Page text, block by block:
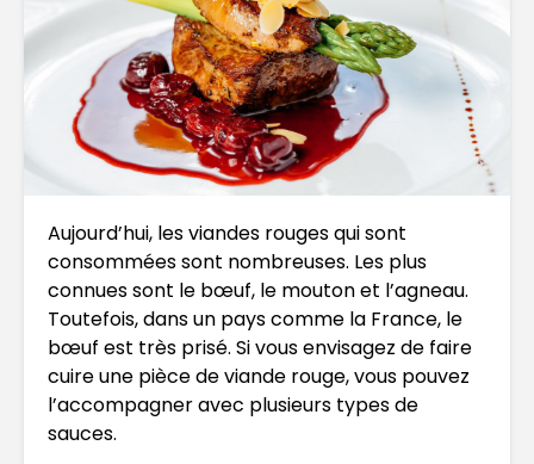
Aujourd’hui, les viandes rouges qui sont
consommées sont nombreuses. Les plus
connues sont le bœuf, le mouton et l’agneau.
Toutefois, dans un pays comme la France, le
bœuf est très prisé. Si vous envisagez de faire
cuire une pièce de viande rouge, vous pouvez
l’accompagner avec plusieurs types de
sauces.